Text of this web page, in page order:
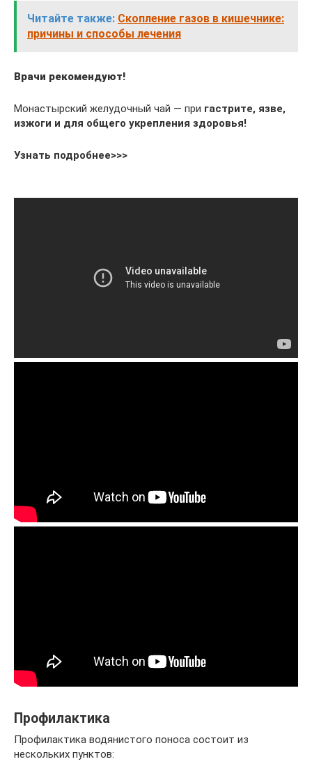
Читайте также: Скопление газов в кишечнике:
причины и способы лечения
Врачи рекомендуют!
Монастырский желудочный чай — при гастрите, язве,
изжоги и для общего укрепления здоровья!
Узнать подробнее>>>
Профилактика
Профилактика водянистого поноса состоит из
нескольких пунктов: